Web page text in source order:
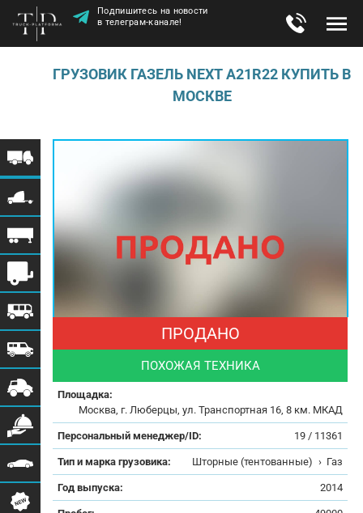
Подпишитесь на новости
в телеграм-канале!
ГРУЗОВИК ГАЗЕЛЬ NEXT A21R22 КУПИТЬ В
МОСКВЕ
ПРОДАНО
ПОХОЖАЯ ТЕХНИКА
Площадка:
Москва, г. Люберцы, ул. Транспортная 16, 8 км. МКАД
Персональный менеджер/ID: 19 / 11361
Тип и марка грузовика: Шторные (тентованные) › Газ
Год выпуска: 2014